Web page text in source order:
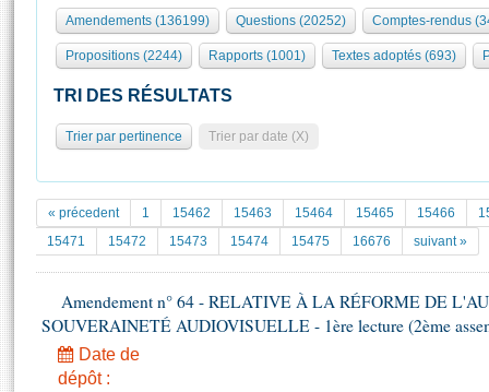
577 députés
Groupes politiques
Commissions et autres organes
Europe et International
Pétitions
Documents parlementaires
Projets de loi
Propositions de loi
Amendements
Textes adoptés
Organisation de l'Assemblée
Présidence Conférence des Présidents Bureau Collège des
Statistiques et chiffres clés
Documents de référence
( Constitution | Règlement de l'Assemblée ... )
Histoire
Juniors
Anciennes législatures
Visite virtuelle du palais Bourbon
Assister à une séance
La Bibliothèque
Les archives
Photos libres de droit
Amendements (136199) Questions (20252) Comptes-rendus
Propositions (2244) Rapports (1001) Textes adoptés (693)
TRI DES RÉSULTATS
Trier par pertinence Trier par date (X)
« précedent 1 15462 15463 15464 15465 15466
15471
15472 15473 15474 15475 16676 suivant »
Amendement n° 64 - RELATIVE À LA RÉFORME DE
SOUVERAINETÉ AUDIOVISUELLE - 1ère lecture (2ème
Date de
dépôt :